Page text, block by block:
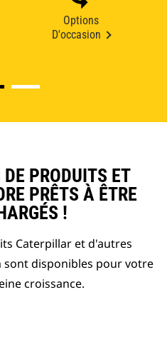
Options
D'occasion
DE PRODUITS ET
PRÊTS À ÊTRE
!
Caterpillar et d'autres
disponibles pour votre
croissance.